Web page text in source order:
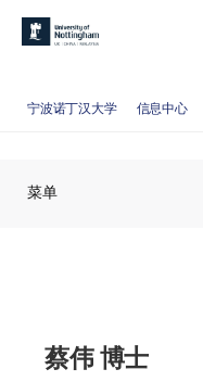
宁波诺丁汉大学 信息中心
菜单
蔡伟 博士